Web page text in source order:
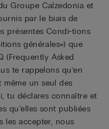
Groupe Calzedonia et
par le biais de
présentes Condi-tions
générales») que
(Frequently Asked
te rappelons qu’en
un seul des
tu déclares connaître et
qu'elles sont publiées
les accepter, nous